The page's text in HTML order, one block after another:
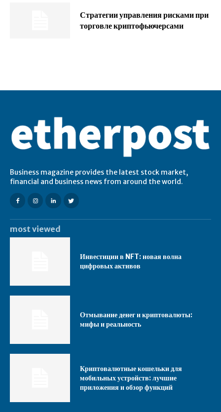
Стратегии управления рисками при
торговле криптофьючерсами
Business magazine provides the latest stock market,
financial and business news from around the world.
most viewed
Инвестиции в NFT: новая волна
цифровых активов
Отмывание денег и криптовалюты:
мифы и реальность
Криптовалютные кошельки для
мобильных устройств: лучшие
приложения и обзор функций